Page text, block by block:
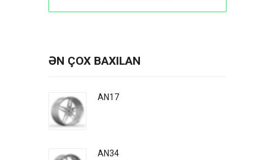
ƏN ÇOX BAXILAN
AN17
AN34